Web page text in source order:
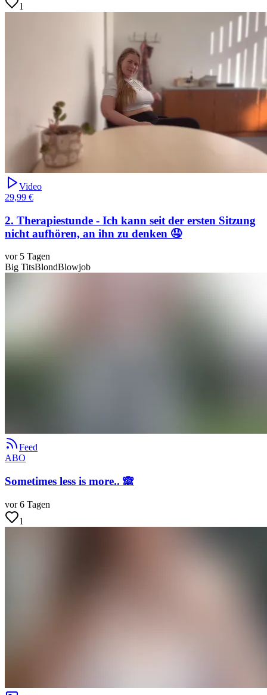
1
Video
29,99 €
2. Therapiestunde - Ich kann seit der ersten Sitzung
nicht aufhören, an ihn zu denken 🤤
vor 5 Tagen
Big TitsBlondBlowjob
Feed
ABO
Sometimes less is more.. 🙈
vor 6 Tagen
1